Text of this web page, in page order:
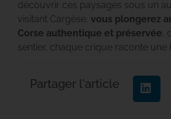
découvrir ces paysages sous un
visitant Cargèse, vous plongerez
Corse authentique et préservée,
sentier, chaque crique raconte une
Partager l'article